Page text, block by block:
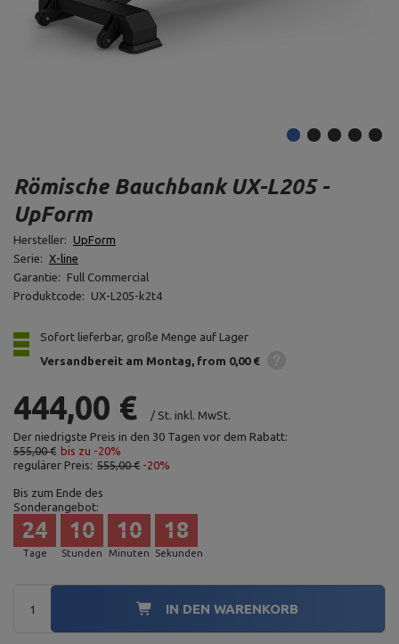
Römische Bauchbank UX-L205 -
UpForm
Hersteller: UpForm
Serie: X-line
Garantie:
Full Commercial
Produktcode:
UX-L205-k2t4
Sofort lieferbar, große Menge auf Lager
Versandbereit am Montag from 0,00 €
444,00 € / St. inkl. MwSt.
Der niedrigste Preis in den 30 Tagen vor dem Rabatt:
555,00 € bis zu -20%
regulärer Preis: 555,00 € -20%
Bis zum Ende des
Sonderangebot:
Tage
24
Stunden
10
Minuten
10
Sekunden
17
IN DEN WARENKORB